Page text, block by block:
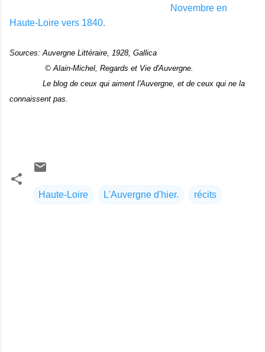
Novembre en
Haute-Loire vers 1840.
Sources: Auvergne Littéraire, 1928, Gallica
© Alain-Michel, Regards et Vie d'Auvergne.
Le blog de ceux qui aiment l'Auvergne, et de ceux qui ne la
connaissent pas.
Haute-Loire L'Auvergne d'hier. récits